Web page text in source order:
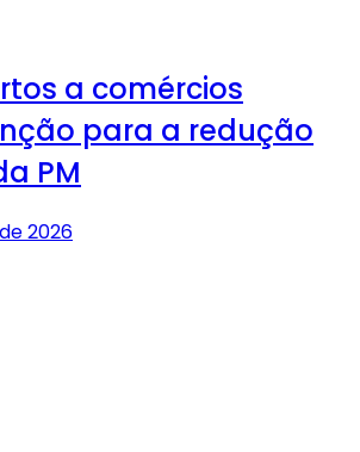
a comércios
para a redução
PM
2026